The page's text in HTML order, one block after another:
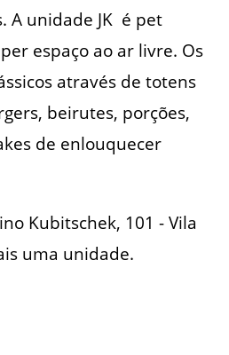
A unidade JK é pet
espaço ao ar livre. Os
através de totens
beirutes, porções,
de enlouquecer
Kubitschek, 101 - Vila
uma unidade.